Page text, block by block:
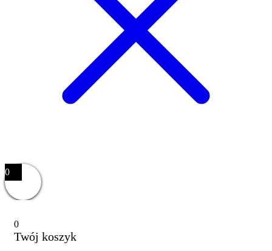
0
0
Twój koszyk